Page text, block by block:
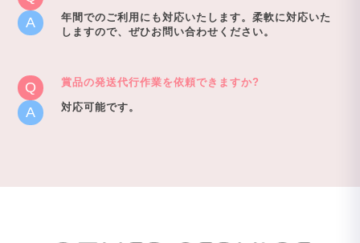
年間でのご利用にも対応いたします。柔軟に対応いた
しますので、ぜひお問い合わせください。
賞品の発送代行作業を依頼できますか?
対応可能です。